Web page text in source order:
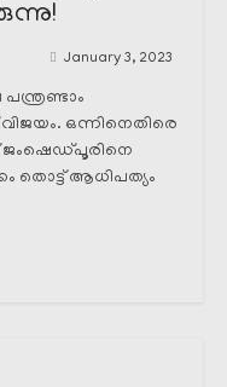
January 3, 2023
ഒന്നിനെതിരെ
ജംഷെഡ്പൂരിനെ
തൊട്ട് ആധിപത്യം